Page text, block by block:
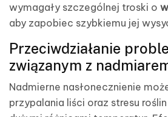
wymagały szczególnej troski o
aby zapobiec szybkiemu jej
Przeciwdziałanie
związanym z
Nadmierne nasłonecznienie
przypalania liści oraz stresu